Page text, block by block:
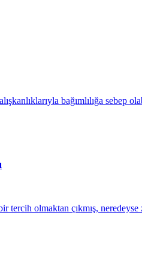
bağımlılığa sebep
tercih olmaktan çıkmış,